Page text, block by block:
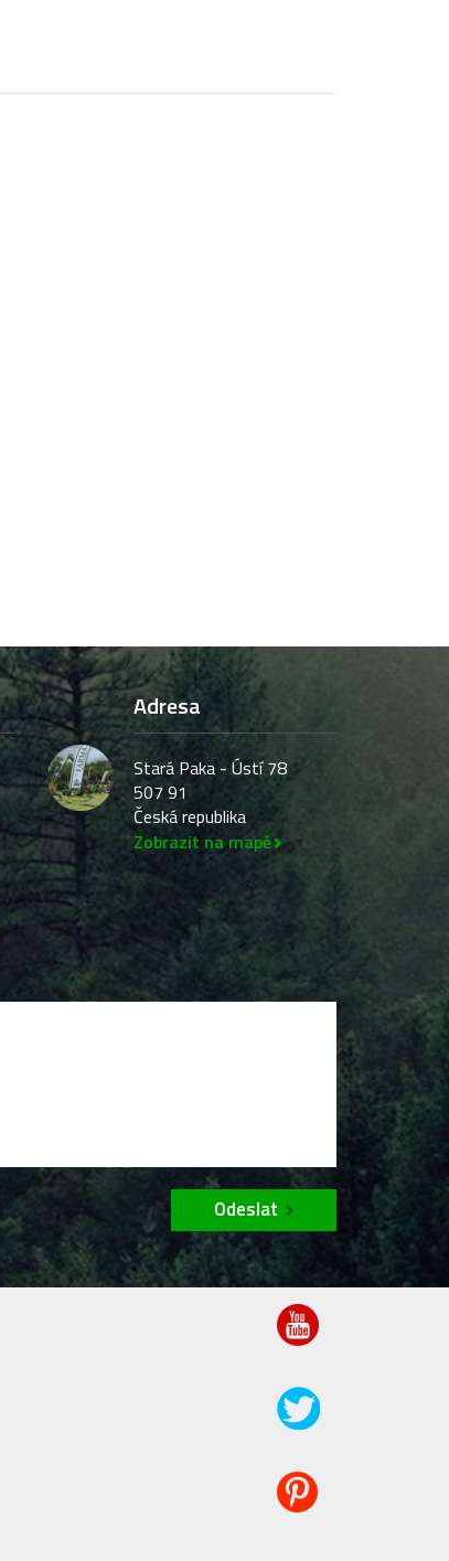
Adresa
Stará Paka - Ústí 78
507 91
Česká republika
Zobrazit na mapě
Odeslat